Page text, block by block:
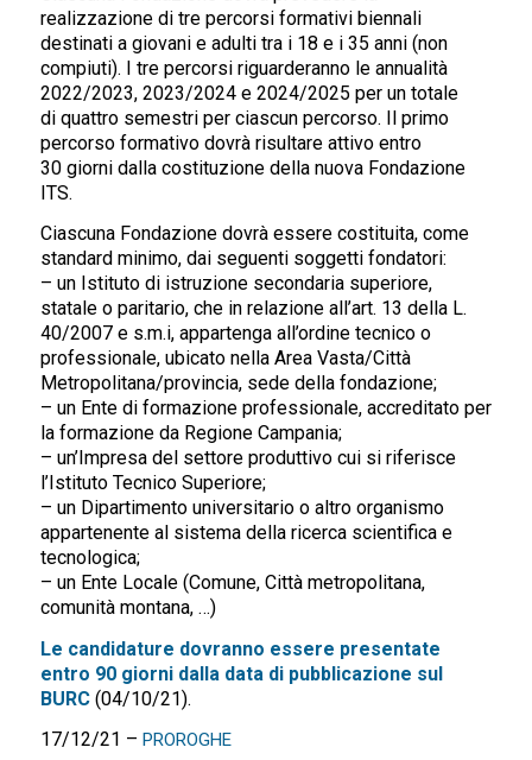
realizzazione di tre percorsi formativi biennali
destinati a giovani e adulti tra i 18 e i 35 anni (non
compiuti). I tre percorsi riguarderanno le annualità
2022/2023, 2023/2024 e 2024/2025 per un totale
di quattro semestri per ciascun percorso. Il primo
percorso formativo dovrà risultare attivo entro
30 giorni dalla costituzione della nuova Fondazione
ITS.
Ciascuna Fondazione dovrà essere costituita, come
standard minimo, dai seguenti soggetti fondatori:
– un Istituto di istruzione secondaria superiore,
statale o paritario, che in relazione all’art. 13 della L.
40/2007 e s.m.i, appartenga all’ordine tecnico o
professionale, ubicato nella Area Vasta/Città
Metropolitana/provincia, sede della fondazione;
– un Ente di formazione professionale, accreditato per
la formazione da Regione Campania;
– un’Impresa del settore produttivo cui si riferisce
l’Istituto Tecnico Superiore;
– un Dipartimento universitario o altro organismo
appartenente al sistema della ricerca scientifica e
tecnologica;
– un Ente Locale (Comune, Città metropolitana,
comunità montana, …)
Le candidature dovranno essere presentate
entro 90 giorni dalla data di pubblicazione sul
BURC(04/10/21).
17/12/21 – PROROGHE